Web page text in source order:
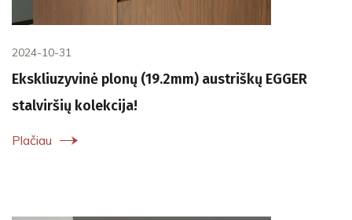
2024-10-31
Ekskliuzyvinė plonų (19.2mm) austriškų EGGER
stalviršių kolekcija!
Plačiau